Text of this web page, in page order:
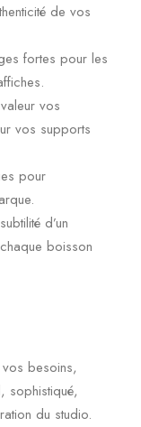
de vos
fortes pour les
vos
vos supports
pour
d’un
boisson
besoins,
sophistiqué,
du studio.